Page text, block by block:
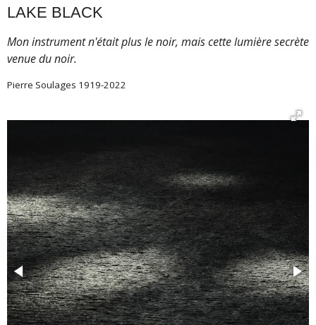
LAKE BLACK
Mon instrument n'était plus le noir, mais cette lumière secrète
venue du noir.
Pierre Soulages 1919-2022